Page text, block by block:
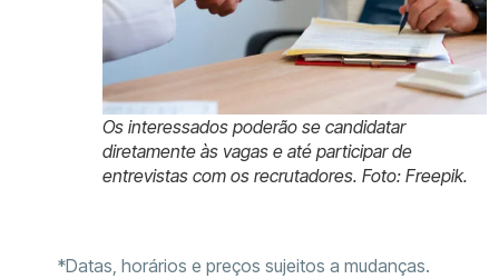
Os interessados poderão se candidatar
diretamente às vagas e até participar de
entrevistas com os recrutadores. Foto: Freepik.
*Datas, horários e preços sujeitos a mudanças.